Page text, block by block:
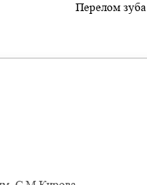
Перелом зуба